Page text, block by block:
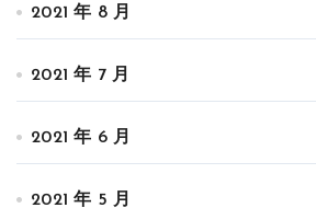
2021 年 8 月
2021 年 7 月
2021 年 6 月
2021 年 5 月